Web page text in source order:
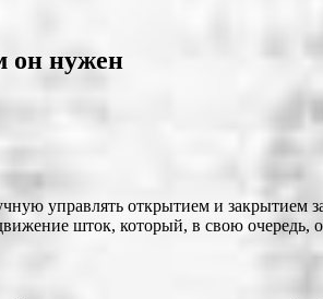
он нужен
управлять открытием и закрытием
шток, который, в свою очередь,